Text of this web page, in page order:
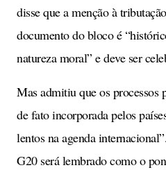
disse que a menção à
documento do bloco é
natureza moral” e deve ser
Mas admitiu que os processos
de fato incorporada pelos
lentos na agenda
G20 será lembrado como o